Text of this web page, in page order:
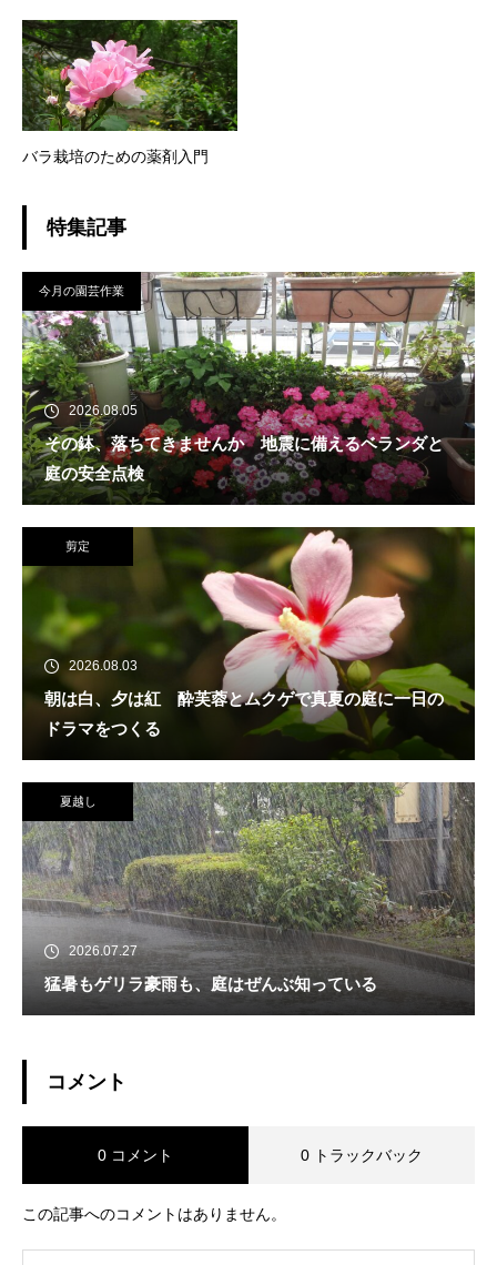
バラ栽培のための薬剤入門
特集記事
今月の園芸作業
2026.08.05
その鉢、落ちてきませんか 地震に備えるベランダと
庭の安全点検
剪定
2026.08.03
朝は白、夕は紅 酔芙蓉とムクゲで真夏の庭に一日の
ドラマをつくる
夏越し
2026.07.27
猛暑もゲリラ豪雨も、庭はぜんぶ知っている
コメント
0 コメント 0 トラックバック
この記事へのコメントはありません。